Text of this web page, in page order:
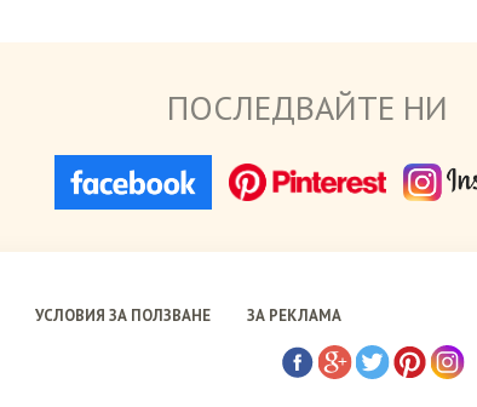
ПОСЛЕДВАЙТЕ НИ
УСЛОВИЯ ЗА ПОЛЗВАНЕ ЗА РЕКЛАМА